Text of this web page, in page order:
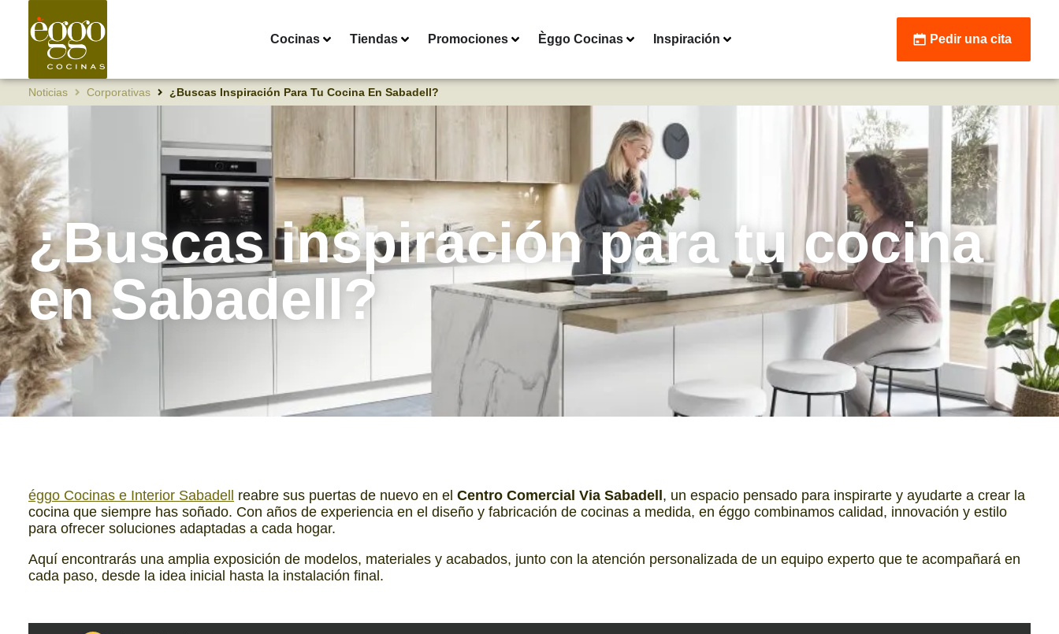
Cocinas Tiendas Promociones Èggo Cocinas Inspiración Pedir una cita
Noticias Corporativas ¿Buscas Inspiración Para Tu Cocina En Sabadell?
¿Buscas inspiración para tu cocina
en Sabadell?
éggo Cocinas e Interior Sabadell reabre sus puertas de nuevo en el Centro Comercial Via Sabadell , un espacio pensado para inspirarte y ayudarte a crear la
cocina que siempre has soñado. Con años de experiencia en el diseño y fabricación de cocinas a medida, en éggo combinamos calidad, innovación y estilo
para ofrecer soluciones adaptadas a cada hogar.
Aquí encontrarás una amplia exposición de modelos, materiales y acabados, junto con la atención personalizada de un equipo experto que te acompañará en
cada paso, desde la idea inicial hasta la instalación final.